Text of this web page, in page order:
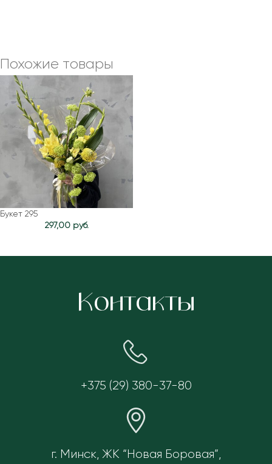
Похожие товары
Букет 295
297,00 руб.
Контакты
+375 (29) 380-37-80
г. Минск, ЖК “Новая Боровая”,